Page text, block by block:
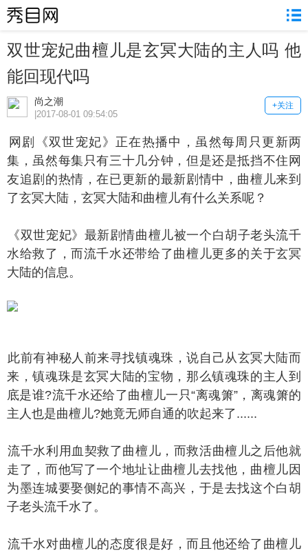
双世宠妃曲檀儿是玄冥大陆的主人吗 他
能回现代吗
尚之潮 +关注
|2017-08-01 09:54:05
《双世宠妃》正在热播中，虽然每周只更新两
集，虽然每集只有三十几分钟，但是还是抵挡不住网
友追剧的热情，在已更新的最新剧情中，曲檀儿来到
了玄冥大陆，玄冥大陆和曲檀儿有什么关系呢？
世宠妃》最新剧情曲檀儿被一个白胡子老头流千
水给救了，而流千水还带给了曲檀儿更多的关于玄冥
大陆的信息。
有神秘人前来寻找镇魂珠，说自己从玄冥大陆而
来，镇魂珠是玄冥大陆的宝物，那么镇魂珠的主人到
底是谁?流千水还给了曲檀儿一只“离魂箫”，离魂箫的
主人也是曲檀儿?她竟无师自通的吹起来了......
水利用血契救了曲檀儿，而救活曲檀儿之后他就
走了，而他写了一个地址让曲檀儿去找他，曲檀儿因
为墨连城要娶侧妃的事情不高兴，于是去找这个白胡
子老头流千水了。
水对曲檀儿的态度很是好，而且他还给了曲檀儿